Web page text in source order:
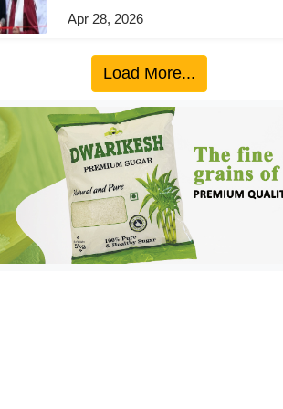
Apr 28, 2026
Load More...